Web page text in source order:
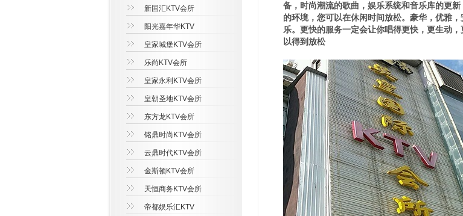
新国汇KTV会所
阳光嘉年华KTV
皇家城堡KTV会所
乐尚KTV会所
皇家永利KTV会所
皇朝圣地KTV会所
东方龙KTV会所
铭鼎时尚KTV会所
云鼎时代KTV会所
金斯顿KTV会所
天恒商务KTV会所
帝都娱乐汇KTV
备，时尚潮流的歌曲，娱乐系统和音乐库的更
的环境，您可以在休闲时间放松。豪华，优雅
乐。更快的服务一定会让你唱得更快，更生动
以得到放松